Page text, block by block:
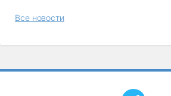
Все новости